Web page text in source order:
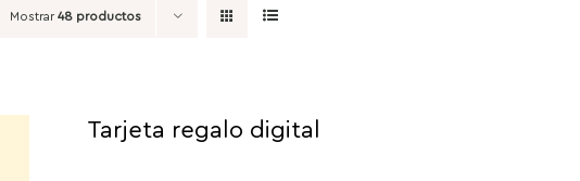
Mostrar48 productos
Tarjeta regalo digital